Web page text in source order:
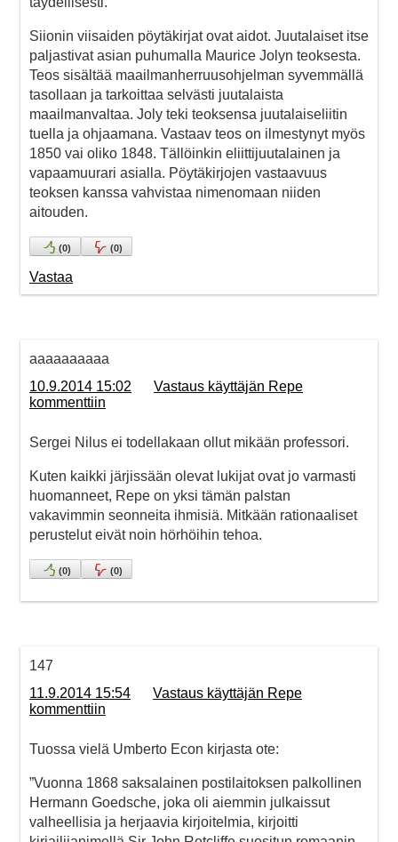
Siionin viisaiden pöytäkirjat ovat aidot. Juutalaiset itse
paljastivat asian puhumalla Maurice Jolyn teoksesta.
Teos sisältää maailmanherruusohjelman syvemmällä
tasollaan ja tarkoittaa selvästi juutalaista
maailmanvaltaa. Joly teki teoksensa juutalaiseliitin
tuella ja ohjaamana. Vastaav teos on ilmestynyt myös
1850 vai oliko 1848. Tällöinkin eliittijuutalainen ja
vapaamuurari asialla. Pöytäkirjojen vastaavuus
teoksen kanssa vahvistaa nimenomaan niiden
aitouden.
(0) (0)
Vastaa
aaaaaaaaaa
10.9.2014 15:02
Vastaus käyttäjän Repe
kommenttiin
Sergei Nilus ei todellakaan ollut mikään professori.
Kuten kaikki järjissään olevat lukijat ovat jo varmasti
huomanneet, Repe on yksi tämän palstan
vakavimmin seonneita ihmisiä. Mitkään rationaaliset
perustelut eivät noin hörhöihin tehoa.
(0) (0)
147
11.9.2014 15:54
Vastaus käyttäjän Repe
kommenttiin
Tuossa vielä Umberto Econ kirjasta ote:
”Vuonna 1868 saksalainen postilaitoksen palkollinen
Hermann Goedsche, joka oli aiemmin julkaissut
valheellisia ja herjaavia kirjoitelmia, kirjoitti